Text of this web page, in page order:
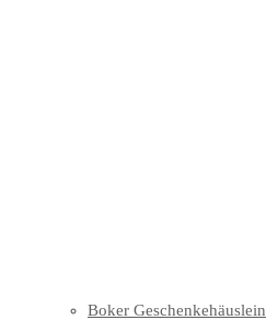
Boker Geschenkehäuslein